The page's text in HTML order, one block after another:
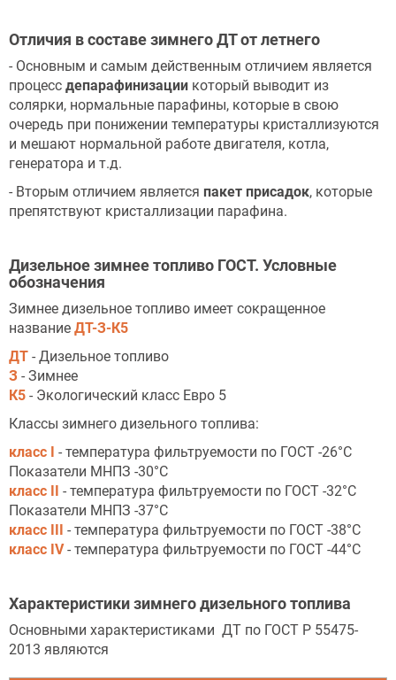
Отличия в составе зимнего ДТ от летнего
- Основным и самым действенным отличием является
процесс депарафинизации который выводит из
солярки, нормальные парафины, которые в свою
очередь при понижении температуры кристаллизуются
и мешают нормальной работе двигателя, котла,
генератора и т.д.
- Вторым отличием является пакет присадок, которые
препятствуют кристаллизации парафина.
Дизельное зимнее топливо ГОСТ. Условные
обозначения
Зимнее дизельное топливо имеет сокращенное
название ДТ-З-К5
ДТ - Дизельное топливо
З - Зимнее
К5 - Экологический класс Евро 5
Классы зимнего дизельного топлива:
класс I
- температура фильтруемости по ГОСТ -26°С
Показатели МНПЗ -30°С
класс II
- температура фильтруемости по ГОСТ -32°С
Показатели МНПЗ -37°С
класс III
- температура фильтруемости по ГОСТ -38°С
класс IV- температура фильтруемости по ГОСТ -44°С
Характеристики зимнего дизельного топлива
Основными характеристиками ДТ по ГОСТ Р 55475-
2013 являются